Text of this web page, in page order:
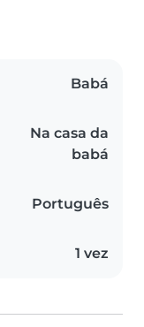
Babá
Na casa da
babá
Português
1 vez